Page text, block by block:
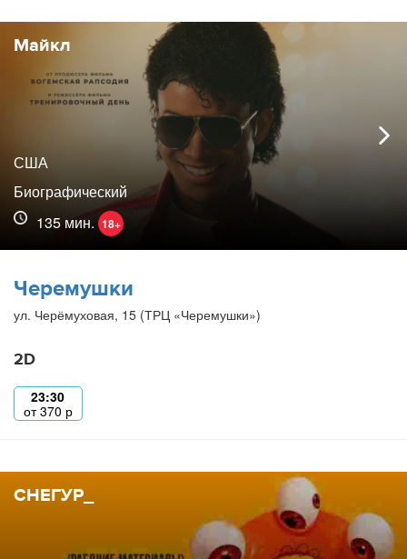
Майкл
США
Биографический
135 мин. 18+
Черемушки
ул. Черёмуховая, 15 (ТРЦ «Черемушки»)
2D
23:30
от370 р
СНЕГУР_